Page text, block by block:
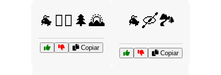
🐐🚶‍♂️🌲🌄
Copiar
🐐🛶🏞️
Copiar